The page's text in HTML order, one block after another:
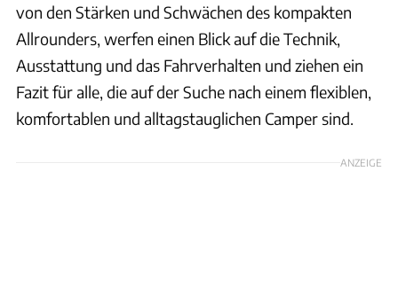
von den Stärken und Schwächen des kompakten
Allrounders, werfen einen Blick auf die Technik,
Ausstattung und das Fahrverhalten und ziehen ein
Fazit für alle, die auf der Suche nach einem flexiblen,
komfortablen und alltagstauglichen Camper sind.
ANZEIGE